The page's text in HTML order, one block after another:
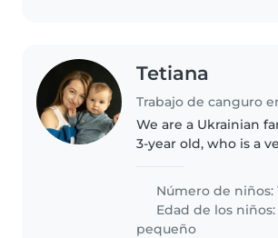
Tetiana
We are a Ukrainian
3-year old, who is a
summer and while
to give birth to our
Número de niños:
Edad de los niños:
pequeño